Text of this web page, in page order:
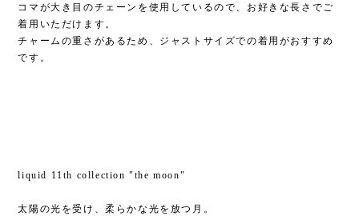
コマが大き目のチェーンを使用しているので、お好きな長さでご
着用いただけます。
チャームの重さがあるため、ジャストサイズでの着用がおすすめ
です。
liquid 11th collection "the moon"
太陽の光を受け、柔らかな光を放つ月。